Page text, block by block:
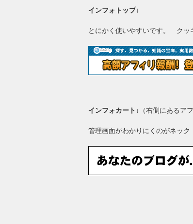
インフォトップ↓
とにかく使いやすいです。 クッ
インフォカート ↓（右側にあるア
管理画面がわかりにくのがネッ